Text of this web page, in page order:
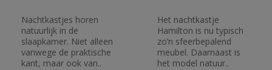
Nachtkastjes horen
natuurlijk in de
slaapkamer. Niet alleen
vanwege de praktische
kant, maar ook van..
Het nachtkastje
Hamilton is nu typisch
zo’n sfeerbepalend
meubel. Daarnaast is
het model natuur..